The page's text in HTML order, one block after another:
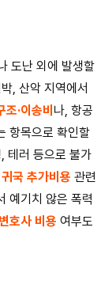
도난 외에 발생할
, 산악 지역에서
조·이송비 나, 항공
항목으로 확인할
테러 등으로 불가
국 추가비용 관련
예기치 않은 폭력
호사 비용 여부도